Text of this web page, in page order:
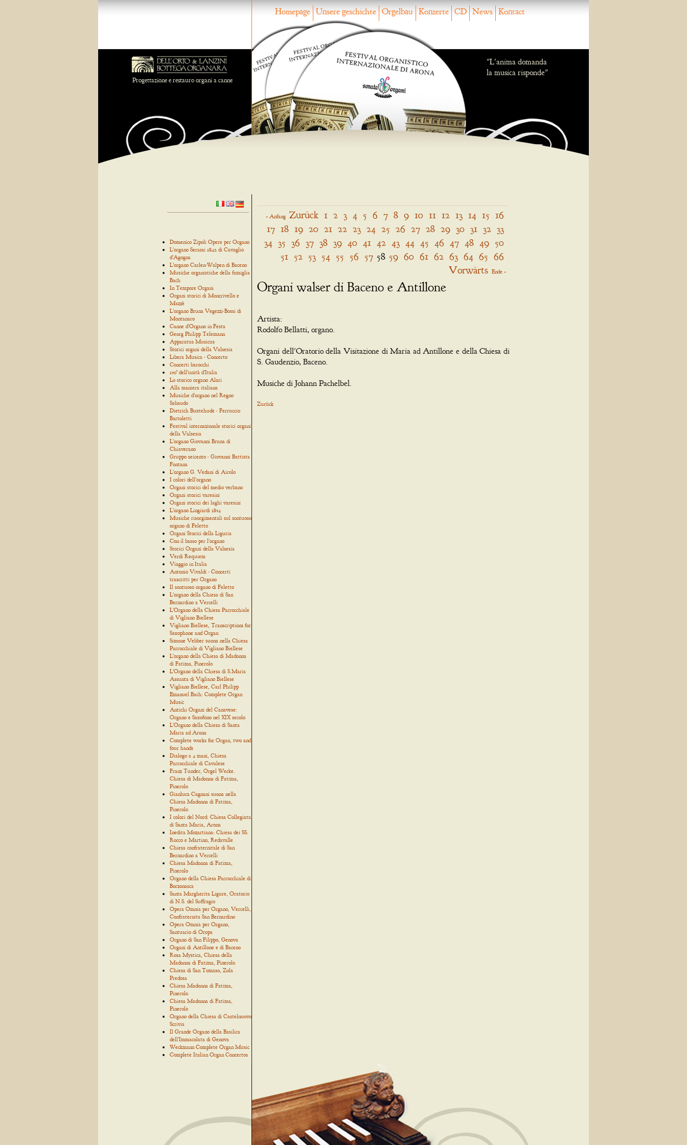
Homepage Unsere geschichte Orgelbau Konzerte CD News Kontact
Progettazione e restauro organi a canne
"L'anima domanda
la musica risponde"
Domenico Zipoli Opere per Organo
L'organo Serassi 1842 di Cavaglio
d'Agogna
L'organo Carlen-Walpen di Baceno
Musiche organistiche della famiglia
Bach
In Tempore Organi
Organi storici di Moncrivello e
Mazzè
L'organo Bruna Vegezzi-Bossi di
Montanaro
Canne d'Organo in Festa
Georg Philipp Telemann
Apparatus Musicus
Storici organi della Valsesia
Libera Musica - Concerto
Concerti barocchi
150° dell'unità d'Italia
Lo storico organo Alari
Alla maniera italiana
Musiche d'organo nel Regno
Sabaudo
Dietrich Buxtehude - Ferruccio
Bartoletti
Festival internazionale storici organi
della Valsesia
L'organo Giovanni Bruna di
Chiaverano
Gruppo seicento - Giovanni Battista
Fontana
L'organo G. Vedani di Airolo
I colori dell'organo
Organi storici del medio verbano
Organi storici varesini
Organi storici dei laghi varesini
L'organo Lingiardi 1854
Musiche risorgimentali sul sontuoso
organo di Feletto
Organi Storici della Liguria
Con il basso per l'organo
Storici Organi della Valsesia
Verdi Requiem
Viaggio in Italia
Antonio Vivaldi - Concerti
trascritti per Organo
Il sontuoso organo di Feletto
L'organo della Chiesa di San
Bernardino a Vercelli
L'Organo della Chiesa Parrocchiale
di Vigliano Biellese
Vigliano Biellese, Transcriptions for
Saxophone and Organ
Simone Vebber suona nella Chiesa
Parrocchiale di Vigliano Biellese
L'organo della Chiesa di Madonna
di Fatima, Pinerolo
L'Organo della Chiesa di S.Maria
Assunta di Vigliano Biellese
Vigliano Biellese, Carl Philipp
Emanuel Bach: Complete Organ
Music
Antichi Organi del Canavese:
Organo e Saxofono nel XIX secolo
L'Organo della Chiesa di Santa
Maria ad Arona
Complete works for Organ, two and
four hands
Dialogo a 4 mani, Chiesa
Parrocchiale di Cavalese
Franz Tunder, Orgel Werke.
Chiesa di Madonna di Fatima,
Pinerolo
Gianluca Cagnani suona nella
Chiesa Madonna di Fatima,
Pinerolo
I colori del Nord: Chiesa Collegiata
di Santa Maria, Arona
Inedita Mozartiana: Chiesa dei SS.
Rocco e Martino, Redavalle
Chiesa confraternitale di San
Bernardino a Vercelli
Chiesa Madonna di Fatima,
Pinerolo
Organo della Chiesa Parrocchiale di
Borzonasca
Santa Margherita Ligure, Oratorio
di N.S. del Suffragio
Opera Omnia per Organo, Vercelli,
Confraternita San Bernardino
Opera Omnia per Organo,
Santuario di Oropa
Organo di San Filippo, Genova
Organi di Antillone e di Baceno
Rosa Mystica, Chiesa della
Madonna di Fatima, Pinerolo
Chiesa di San Tomaso, Zola
Predosa
Chiesa Madonna di Fatima,
Pinerolo
Chiesa Madonna di Fatima,
Pinerolo
Organo della Chiesa di Castelnuovo
Scrivia
Il Grande Organo della Basilica
dell'Immacolata di Genova
Weckmann Complete Organ Music
Complete Italian Organ Concertos
« Anfang Zurück 1 2 3 4 5 6 7 8 9 10 11 12 13 14 15 16
17 18 19 20 21 22 23 24 25 26 27 28 29 30 31 32 33
34 35 36 37 38 39 40 41 42 43 44 45 46 47 48 49 50
51 52 53 54 55 56 57 58 59 60 61 62 63 64 65 66
Vorwärts Ende »
Organi walser di Baceno e Antillone
Artista:
Rodolfo Bellatti, organo.
Organi dell'Oratorio della Visitazione di Maria ad Antillone e della Chiesa di
S. Gaudenzio, Baceno.
Musiche di Johann Pachelbel.
Zurück